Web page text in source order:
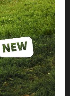
4×4 à